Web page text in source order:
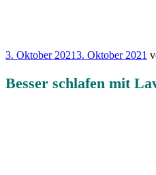
Veröffentlicht
3. Oktober 20213. Oktober 2021
Besser schlafen mit